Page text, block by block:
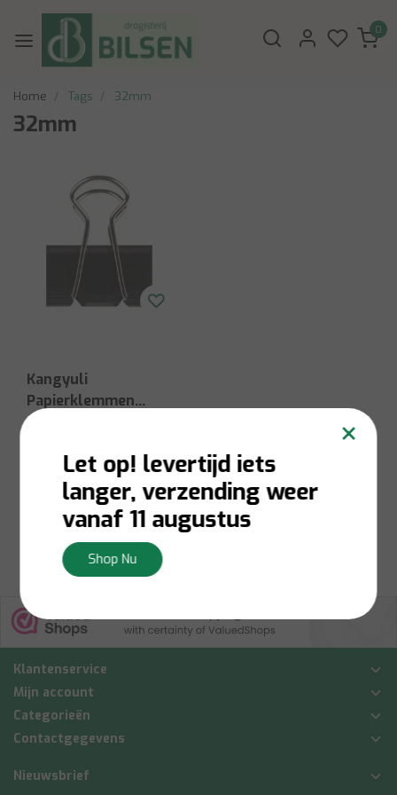
0
Home Tags 32mm
32mm
Kangyuli
Papierklemmen
32mm
Bekijken
Klantenservice
Mijn account
Categorieën
Contactgegevens
Nieuwsbrief
×
Let op! levertijd iets
langer, verzending weer
vanaf 11 augustus
Shop Nu